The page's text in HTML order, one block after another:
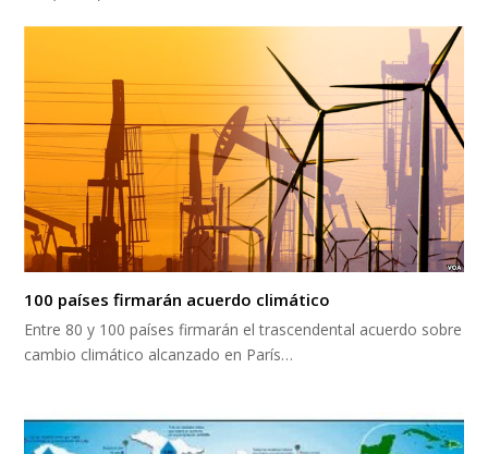
100 países firmarán acuerdo climático
Entre 80 y 100 países firmarán el trascendental acuerdo sobre
cambio climático alcanzado en París…